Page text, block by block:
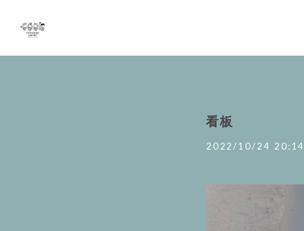
看板
2022/10/24 20:14